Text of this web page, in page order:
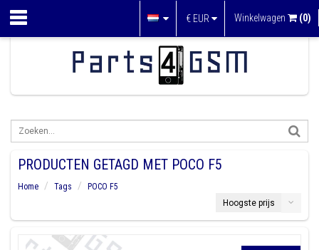
€ EUR Winkelwagen (0)
PRODUCTEN GETAGD MET POCO F5
Home Tags
POCO F5
Hoogste prijs